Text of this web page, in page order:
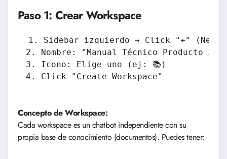
Paso 1: Crear Workspace
1. Sidebar izquierdo → Click "+" (New
2. Nombre: "Manual Técnico Producto
3. Icono: Elige uno (ej: 📚)
Concepto de Workspace:
Cada workspace es un chatbot independiente con su
propia base de conocimiento (documentos). Puedes tener: